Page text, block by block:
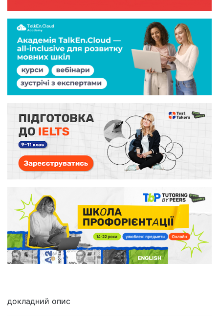
докладний опис